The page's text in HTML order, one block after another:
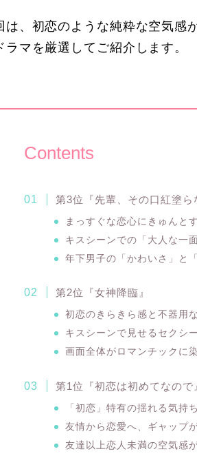
は、初恋のような純粋な空気感
ラマを厳選してご紹介します。
Contents
第3位『先輩、その口紅塗ら
まっすぐな恋心にきゅんと
キスシーンでの「大人な一
年下男子の「かわいさ」と
第2位『女神降臨』
初恋のきらきら感と不器用
キスシーンで見せるセクシ
画面全体がロマンチックに
第1位『初恋は初めてなので
「初恋」特有の揺れる気持
友情から恋愛へ、ギャップ
友達以上恋人未満の空気感